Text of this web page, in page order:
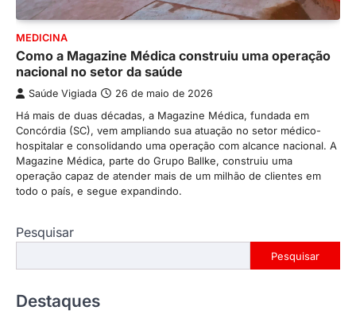
MEDICINA
Como a Magazine Médica construiu uma operação
nacional no setor da saúde
Saúde Vigiada 26 de maio de 2026
Há mais de duas décadas, a Magazine Médica, fundada em
Concórdia (SC), vem ampliando sua atuação no setor médico-
hospitalar e consolidando uma operação com alcance nacional. A
Magazine Médica, parte do Grupo Ballke, construiu uma
operação capaz de atender mais de um milhão de clientes em
todo o país, e segue expandindo.
Pesquisar
Pesquisar
Destaques